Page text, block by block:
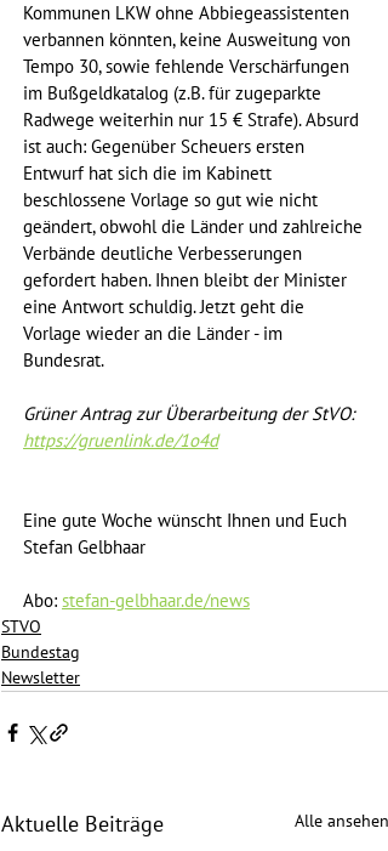
Kommunen LKW ohne Abbiegeassistenten
verbannen könnten, keine Ausweitung von
Tempo 30, sowie fehlende Verschärfungen
im Bußgeldkatalog (z.B. für zugeparkte
Radwege weiterhin nur 15 € Strafe). Absurd
ist auch: Gegenüber Scheuers ersten
Entwurf hat sich die im Kabinett
beschlossene Vorlage so gut wie nicht
geändert, obwohl die Länder und zahlreiche
Verbände deutliche Verbesserungen
gefordert haben. Ihnen bleibt der Minister
eine Antwort schuldig. Jetzt geht die
Vorlage wieder an die Länder - im
Bundesrat.
Grüner Antrag zur Überarbeitung der StVO:
https://gruenlink.de/1o4d
Eine gute Woche wünscht Ihnen und Euch
Stefan Gelbhaar
Abo: stefan-gelbhaar.de/news
STVO
Bundestag
Newsletter
Aktuelle Beiträge Alle ansehen